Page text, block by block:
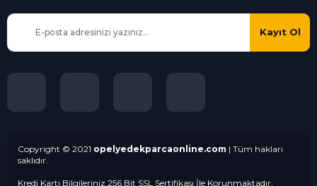
Kayıt Ol
Copyright © 2021 opelyedekparcaonline.com | Tüm hakları
saklıdır.
Kredi Kartı Bilgileriniz 256 Bit SSL Sertifikası İle Korunmaktadır.